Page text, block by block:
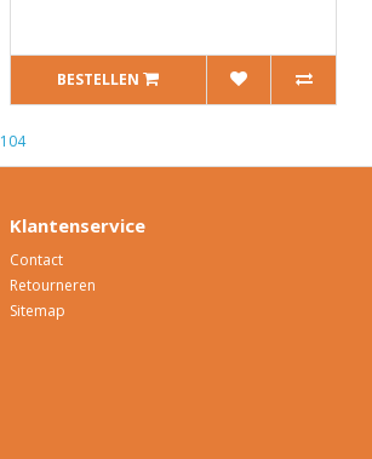
BESTELLEN
104
Klantenservice
Contact
Retourneren
Sitemap